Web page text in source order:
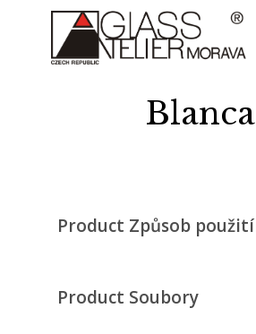
Blanca
Product Způsob použití
Product Soubory